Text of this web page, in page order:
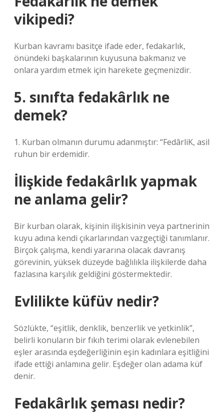
vikipedi?
Kurban kavramı basitçe ifade eder, fedakarlık,
önündeki başkalarının kuyusuna bakmanız ve
onlara yardım etmek için harekete geçmenizdir.
5. sınıfta fedakârlık ne
demek?
1. Kurban olmanın durumu adanmıştır: “FedârliK, asil
ruhun bir erdemidir.
İlişkide fedakârlık yapmak
ne anlama gelir?
Bir kurban olarak, kişinin ilişkisinin veya partnerinin
kuyu adına kendi çıkarlarından vazgeçtiği tanımlanır.
Birçok çalışma, kendi yararına olacak davranış
görevinin, yüksek düzeyde bağlılıkla ilişkilerde daha
fazlasına karşılık geldiğini göstermektedir.
Evlilikte küfüv nedir?
Sözlükte, “eşitlik, denklik, benzerlik ve yetkinlik”,
belirli konuların bir fıkıh terimi olarak evlenebilen
eşler arasında eşdeğerliğinin eşin kadınlara eşitliğini
ifade ettiği anlamına gelir. Eşdeğer olan adama küf
denir.
Fedakârlık şeması nedir?